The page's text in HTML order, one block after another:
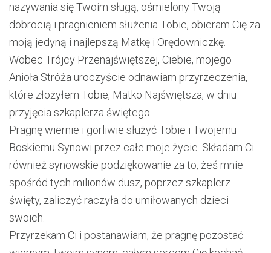
nazywania się Twoim sługą, ośmielony Twoją
dobrocią i pragnieniem służenia Tobie, obieram Cię za
moją jedyną i najlepszą Matkę i Orędowniczkę.
Wobec Trójcy Przenajświętszej, Ciebie, mojego
Anioła Stróża uroczyście odnawiam przyrzeczenia,
które złożyłem Tobie, Matko Najświętsza, w dniu
przyjęcia szkaplerza świętego.
Pragnę wiernie i gorliwie służyć Tobie i Twojemu
Boskiemu Synowi przez całe moje życie. Składam Ci
również synowskie podziękowanie za to, żeś mnie
spośród tych milionów dusz, poprzez szkaplerz
święty, zaliczyć raczyła do umiłowanych dzieci
swoich.
Przyrzekam Ci i postanawiam, że pragnę pozostać